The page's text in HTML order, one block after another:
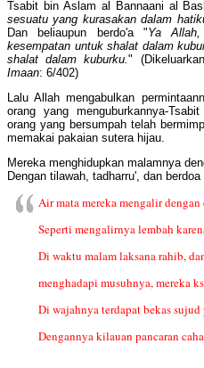
Tsabit bin Aslam al Bannaani al
sesuatu yang kurasakan dalam
Dan beliaupun berdo'a "Ya
kesempatan untuk shalat dalam
shalat dalam kuburku."
Imaan: 6/402)
Lalu Allah mengabulkan
orang yang menguburkannya-
orang yang bersumpah telah
memakai pakaian sutera hijau.
Mereka menghidupkan malamnya
Dengan tilawah, tadharru', dan berdoa
Air mata mereka mengalir dengan
Seperti mengalirnya lembah
Di waktu malam laksana rahib,
menghadapi musuhnya, mereka
Di wajahnya terdapat bekas
Dengannya kilauan pancaran